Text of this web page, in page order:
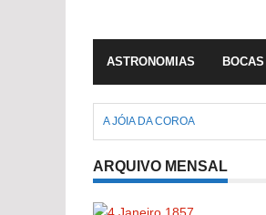
Fev 22, 2019-
ASTRONOMIAS
A JÓIA DA COROA
ARQUIVO MENSAL